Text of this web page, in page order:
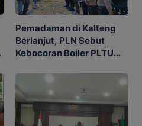
Pemadaman di Kalteng
Berlanjut, PLN Sebut
Kebocoran Boiler PLTU